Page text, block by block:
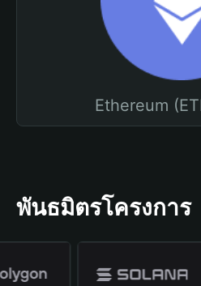
Ethereum
พันธมิตรโครงการ